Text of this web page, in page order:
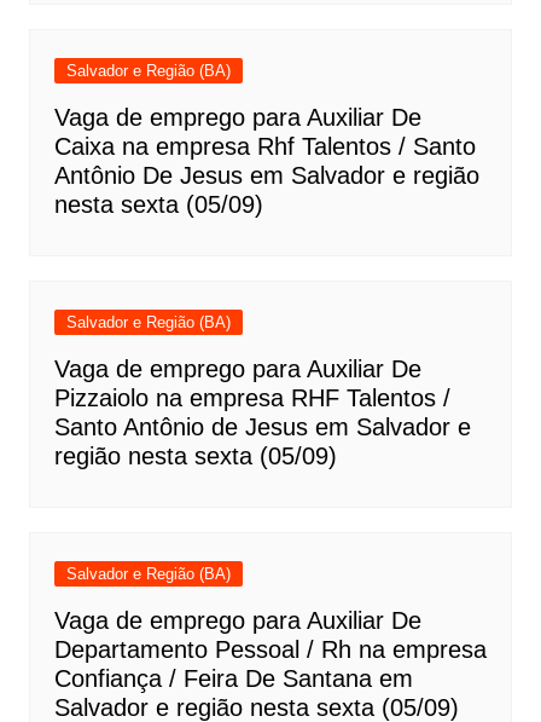
Salvador e Região (BA)
Vaga de emprego para Auxiliar De
Caixa na empresa Rhf Talentos / Santo
Antônio De Jesus em Salvador e região
nesta sexta (05/09)
Salvador e Região (BA)
Vaga de emprego para Auxiliar De
Pizzaiolo na empresa RHF Talentos /
Santo Antônio de Jesus em Salvador e
região nesta sexta (05/09)
Salvador e Região (BA)
Vaga de emprego para Auxiliar De
Departamento Pessoal / Rh na empresa
Confiança / Feira De Santana em
Salvador e região nesta sexta (05/09)